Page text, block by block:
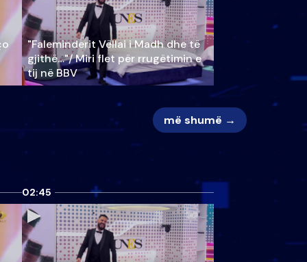
"Faleminderit Vëllai i Madh dhe të
gjithë…"/ Miri flet për rrugëtimin e
tij në BBV
më shumë →
02:45